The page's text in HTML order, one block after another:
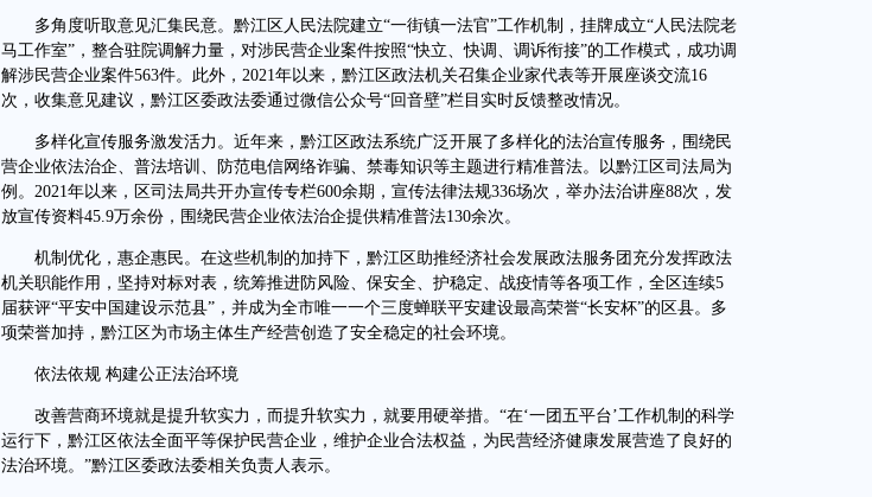
多角度听取意见汇集民意。黔江区人民法院建立“一街镇一法官”工作机制，挂牌成立“人民法院老
马工作室”，整合驻院调解力量，对涉民营企业案件按照“快立、快调、调诉衔接”的工作模式，成功调
解涉民营企业案件563件。此外，2021年以来，黔江区政法机关召集企业家代表等开展座谈交流16
次，收集意见建议，黔江区委政法委通过微信公众号“回音壁”栏目实时反馈整改情况。
多样化宣传服务激发活力。近年来，黔江区政法系统广泛开展了多样化的法治宣传服务，围绕民
营企业依法治企、普法培训、防范电信网络诈骗、禁毒知识等主题进行精准普法。以黔江区司法局为
例。2021年以来，区司法局共开办宣传专栏600余期，宣传法律法规336场次，举办法治讲座88次，发
放宣传资料45.9万余份，围绕民营企业依法治企提供精准普法130余次。
机制优化，惠企惠民。在这些机制的加持下，黔江区助推经济社会发展政法服务团充分发挥政法
机关职能作用，坚持对标对表，统筹推进防风险、保安全、护稳定、战疫情等各项工作，全区连续5
届获评“平安中国建设示范县”，并成为全市唯一一个三度蝉联平安建设最高荣誉“长安杯”的区县。多
项荣誉加持，黔江区为市场主体生产经营创造了安全稳定的社会环境。
依法依规 构建公正法治环境
改善营商环境就是提升软实力，而提升软实力，就要用硬举措。“在‘一团五平台’工作机制的科学
运行下，黔江区依法全面平等保护民营企业，维护企业合法权益，为民营经济健康发展营造了良好的
法治环境。”黔江区委政法委相关负责人表示。